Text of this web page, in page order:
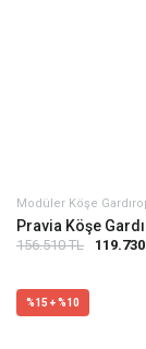
Modüler Köşe
Pravia Köşe
156.510 TL
%15 + %10